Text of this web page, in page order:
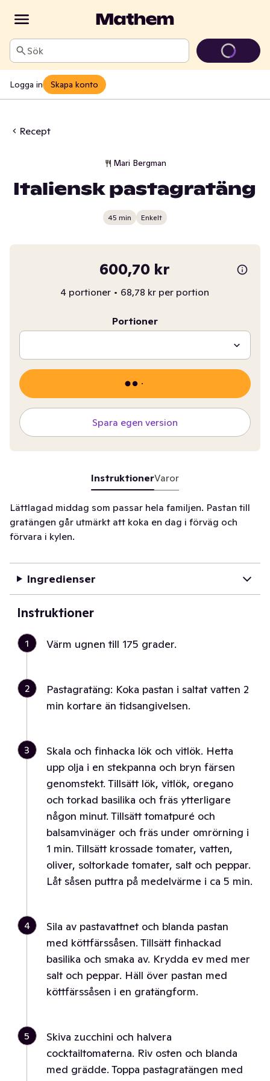
Sök
Logga in Skapa konto
Recept
Mari Bergman
Italiensk pastagratäng
45 min Enkelt
600,70 kr
4 portioner • 68,78 kr per portion
Portioner
Spara egen version
InstruktionerVaror
Lättlagad middag som passar hela familjen. Pastan till
gratängen går utmärkt att koka en dag i förväg och
förvara i kylen.
Ingredienser
Instruktioner
1 Värm ugnen till 175 grader.
2
Pastagratäng: Koka pastan i saltat vatten 2
min kortare än tidsangivelsen.
3
Skala och finhacka lök och vitlök. Hetta
upp olja i en stekpanna och bryn färsen
genomstekt. Tillsätt lök, vitlök, oregano
och torkad basilika och fräs ytterligare
någon minut. Tillsätt tomatpuré och
balsamvinäger och fräs under omrörning i
1 min. Tillsätt krossade tomater, vatten,
oliver, soltorkade tomater, salt och peppar.
Låt såsen puttra på medelvärme i ca 5 min.
4
Sila av pastavattnet och blanda pastan
med köttfärssåsen. Tillsätt finhackad
basilika och smaka av. Krydda ev med mer
salt och peppar. Häll över pastan med
köttfärssåsen i en gratängform.
5
Skiva zucchini och halvera
cocktailtomaterna. Riv osten och blanda
med grädde. Toppa pastagratängen med